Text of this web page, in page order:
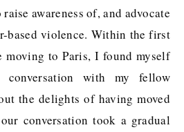
awareness of, and advocate
based violence. Within the first
moving to Paris, I found myself
with my fellow
the delights of having moved
conversation took a gradual